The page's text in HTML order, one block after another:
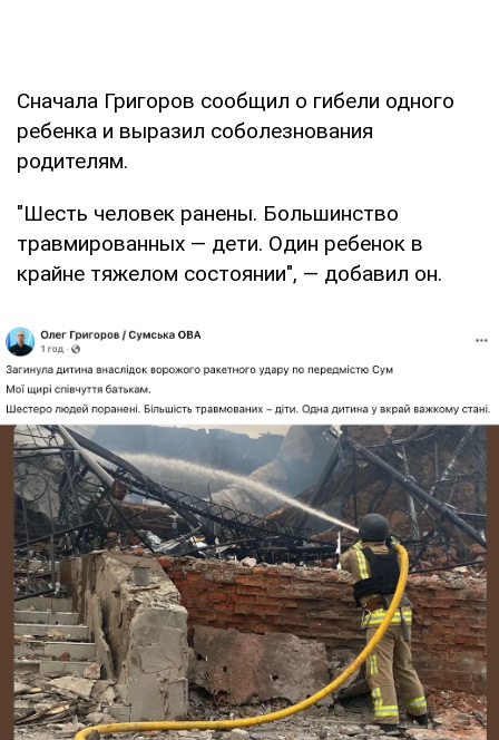
Сначала Григоров сообщил о гибели одного
ребенка и выразил соболезнования
родителям.
"Шесть человек ранены. Большинство
травмированных — дети. Один ребенок в
крайне тяжелом состоянии", — добавил он.